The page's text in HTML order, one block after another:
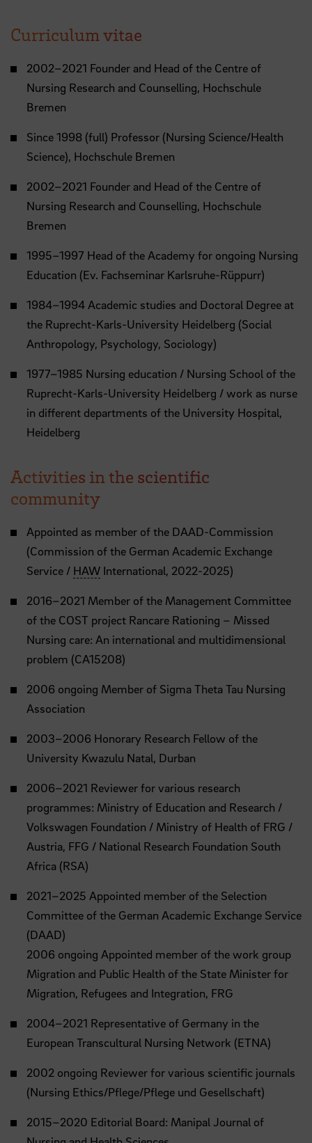
Curriculum vitae
2002–2021 Founder and Head of the Centre of
Nursing Research and Counselling, Hochschule
Bremen
Since 1998 (full) Professor (Nursing Science/Health
Science), Hochschule Bremen
2002–2021 Founder and Head of the Centre of
Nursing Research and Counselling, Hochschule
Bremen
1995–1997 Head of the Academy for ongoing Nursing
Education (Ev. Fachseminar Karlsruhe-Rüppurr)
1984–1994 Academic studies and Doctoral Degree at
the Ruprecht-Karls-University Heidelberg (Social
Anthropology, Psychology, Sociology)
1977–1985 Nursing education / Nursing School of the
Ruprecht-Karls-University Heidelberg / work as nurse
in different departments of the University Hospital,
Heidelberg
Activities in the scientific
community
Appointed as member of the DAAD-Commission
(Commission of the German Academic Exchange
Service / HAW International, 2022-2025)
2016–2021 Member of the Management Committee
of the COST project Rancare Rationing – Missed
Nursing care: An international and multidimensional
problem (CA15208)
2006 ongoing Member of Sigma Theta Tau Nursing
Association
2003–2006 Honorary Research Fellow of the
University Kwazulu Natal, Durban
2006–2021 Reviewer for various research
programmes: Ministry of Education and Research /
Volkswagen Foundation / Ministry of Health of FRG /
Austria, FFG / National Research Foundation South
Africa (RSA)
2021–2025 Appointed member of the Selection
Committee of the German Academic Exchange Service
(DAAD)
2006 ongoing Appointed member of the work group
Migration and Public Health of the State Minister for
Migration, Refugees and Integration, FRG
2004–2021 Representative of Germany in the
European Transcultural Nursing Network (ETNA)
2002 ongoing Reviewer for various scientific journals
(Nursing Ethics/Pflege/Pflege und Gesellschaft)
2015–2020 Editorial Board: Manipal Journal of